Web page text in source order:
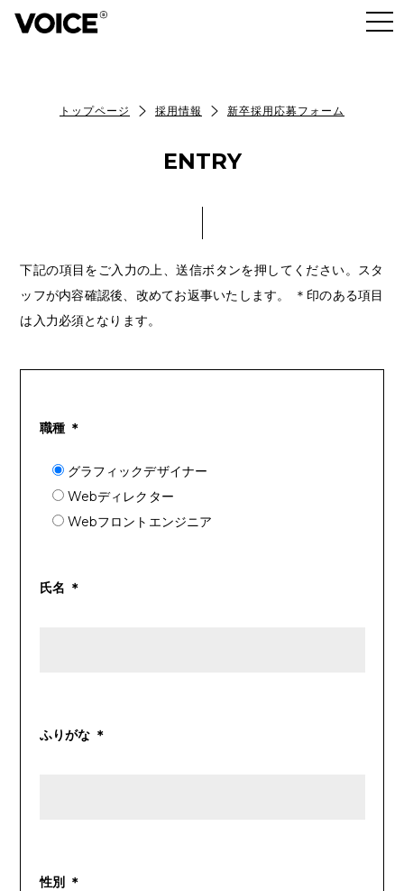
トップページ 採用情報 新卒採用応募フォーム
ENTRY
下記の項目をご入力の上、送信ボタンを押してください。スタ
ッフが内容確認後、改めてお返事いたします。
＊印のある項目
は入力必須となります。
職種 ＊
グラフィックデザイナー
Webディレクター
Webフロントエンジニア
氏名 ＊
ふりがな ＊
性別 ＊